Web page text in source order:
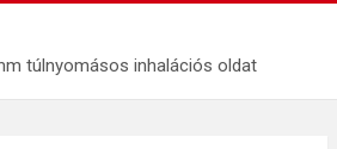
túlnyomásos inhalációs oldat